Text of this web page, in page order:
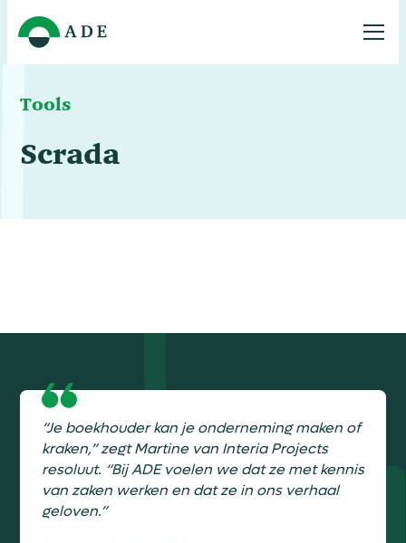
Tools
Scrada
“Je boekhouder kan je onderneming maken of
kraken,” zegt Martine van Interia Projects
resoluut. “Bij ADE voelen we dat ze met kennis
van zaken werken en dat ze in ons verhaal
geloven.”